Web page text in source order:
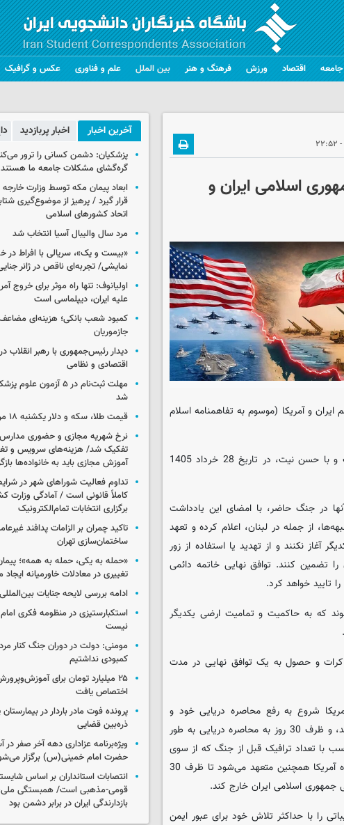
جامعه اقتصاد ورزش فرهنگ و هنر بین الملل علم و فناوری عکس و گرافیک
اسلامی ایران و
و آمریکا (موسوم به تفاهمنامه اسلام
جمهوری اسلامی ایران و ایالات متحده آمریکا، به طور مشترک و با حسن نیت، در تاریخ 28 خرداد 1405
در جنگ حاضر، با امضای این یادداشت
از جمله در لبنان، اعلام کرده و تعهد
نکنند و از تهدید یا استفاده از زور
تضمین کنند. توافق نهایی خاتمه دائمی
تایید خواهد کرد.
که به حاکمیت و تمامیت ارضی یکدیگر
و حصول به یک توافق نهایی در مدت
شروع به رفع محاصره دریایی خود و
هرگونه مزاحمت یا ممانعت علیه جمهوری اسلامی ایران می‌کند، و ظرف 30 روز به محاصره دریایی به طور
با تعداد ترافیک قبل از جنگ که از سوی
جمهوری اسلامی ایران برقرار می‌شود، خواهد بود. ایالات متحده آمریکا همچنین متعهد می‌شود تا ظرف 30
جمهوری اسلامی ایران خارج کند.
را با حداکثر تلاش خود برای عبور ایمن
آخرین اخبار اخبار پربازدید
پزشکیان: دشمن کسانی را ترور
گره‌گشای مشکلات جامعه ما هستند
ابعاد پیمان مکه توسط وزارت
قرار گیرد / پرهیز از موضوع‌گیری
اتحاد کشورهای اسلامی
مرد سال والیبال آسیا انتخاب شد
«بیست و یک»، سریالی با افراط
نمایشی/ تجربه‌ای ناقص در ژانر
اولیانوف: تنها راه موثر برای خروج
علیه ایران، دیپلماسی است
کمبود شعب بانکی؛ هزینه‌ای
جازموریان
دیدار رئیس‌جمهوری با رهبر انقلاب
اقتصادی و نظامی
مهلت ثبت‌نام در ۵ آزمون
شد
قیمت طلا، سکه و دلار یکشنبه ۱۸ مرداد ۱۴۰۵
نرخ شهریه مجازی و حضوری مدارس
تفکیک شد/ هزینه‌های سرویس و
آموزش مجازی باید به خانواده‌ها
تداوم فعالیت شوراهای شهر در
کاملاً قانونی است / آمادگی وزارت
برگزاری انتخابات تمام‌الکترونیک
تاکید چمران بر الزامات پدافند
ساختمان‌سازی تهران
«حمله به یکی، حمله به همه»؛
تغییری در معادلات خاورمیانه
ادامه بررسی لایحه جنایات
استکبارستیزی در منظومه فکری
نیست
مومنی: دولت در دوران جنگ کنار
کمبودی نداشتیم
۲۵ میلیارد تومان برای
اختصاص یافت
پرونده فوت مادر باردار در
ذره‌بین قضایی
ویژه‌برنامه عزاداری دهه آخر صفر
حضرت امام خمینی(س) برگزار
انتصابات استانداران بر اساس
قومی-مذهبی است/ همبستگی
بازدارندگی ایران در برابر دشمن بود